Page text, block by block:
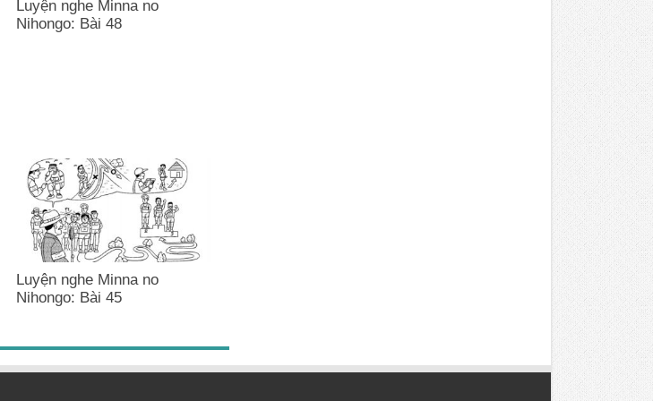
Luyện nghe Minna no
Nihongo: Bài 48
Luyện nghe Minna no
Nihongo: Bài 45